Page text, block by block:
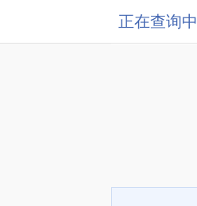
正在查询中